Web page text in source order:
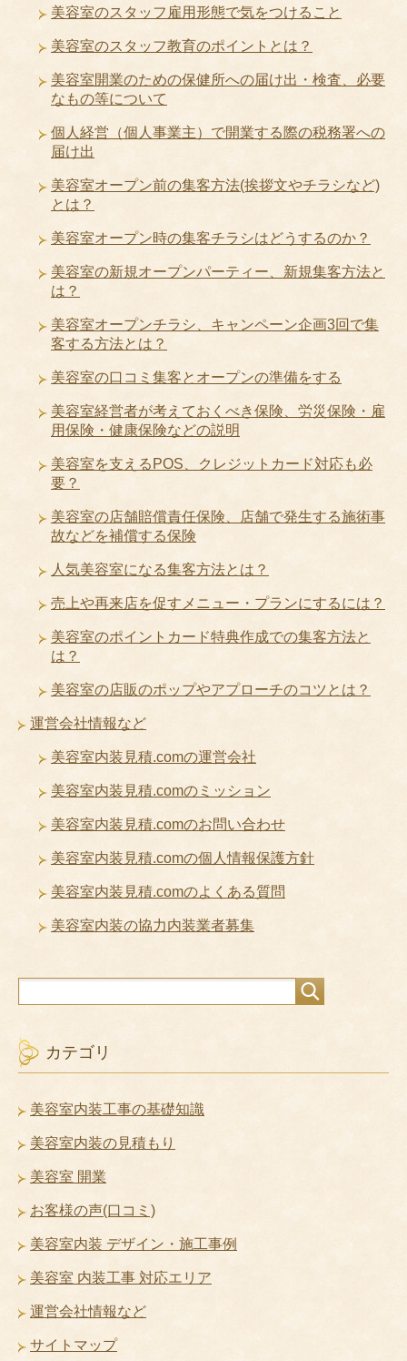
美容室のスタッフ雇用形態で気をつけること
美容室のスタッフ教育のポイントとは？
美容室開業のための保健所への届け出・検査、必要
なもの等について
個人経営（個人事業主）で開業する際の税務署への
届け出
美容室オープン前の集客方法(挨拶文やチラシなど)
とは？
美容室オープン時の集客チラシはどうするのか？
美容室の新規オープンパーティー、新規集客方法と
は？
美容室オープンチラシ、キャンペーン企画3回で集
客する方法とは？
美容室の口コミ集客とオープンの準備をする
美容室経営者が考えておくべき保険、労災保険・雇
用保険・健康保険などの説明
美容室を支えるPOS、クレジットカード対応も必
要？
美容室の店舗賠償責任保険、店舗で発生する施術事
故などを補償する保険
人気美容室になる集客方法とは？
売上や再来店を促すメニュー・プランにするには？
美容室のポイントカード特典作成での集客方法と
は？
美容室の店販のポップやアプローチのコツとは？
運営会社情報など
美容室内装見積.comの運営会社
美容室内装見積.comのミッション
美容室内装見積.comのお問い合わせ
美容室内装見積.comの個人情報保護方針
美容室内装見積.comのよくある質問
美容室内装の協力内装業者募集
カテゴリ
美容室内装工事の基礎知識
美容室内装の見積もり
美容室 開業
お客様の声(口コミ)
美容室内装 デザイン・施工事例
美容室 内装工事 対応エリア
運営会社情報など
サイトマップ